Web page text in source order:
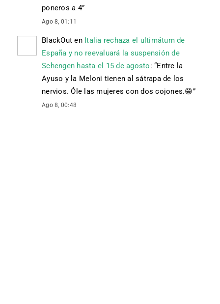
poneros a 4”
Ago 8, 01:11
BlackOut en Italia rechaza el ultimátum de
España y no reevaluará la suspensión de
Schengen hasta el 15 de agosto: “Entre la
Ayuso y la Meloni tienen al sátrapa de los
nervios. Óle las mujeres con dos cojones. 😁”
Ago 8, 00:48